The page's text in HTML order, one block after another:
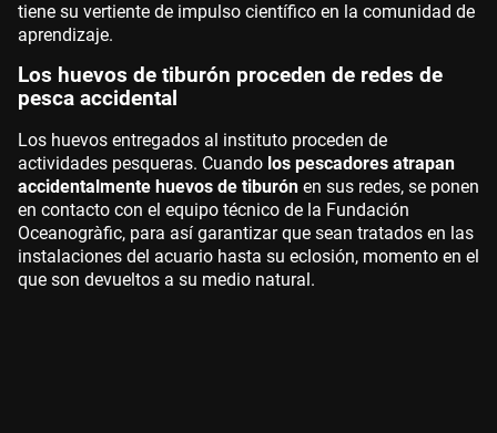
tiene su vertiente de impulso científico en la comunidad de
aprendizaje.
Los huevos de tiburón proceden de redes de
pesca accidental
Los huevos entregados al instituto proceden de
actividades pesqueras. Cuando los pescadores atrapan
accidentalmente huevos de tiburón en sus redes, se ponen
en contacto con el equipo técnico de la Fundación
Oceanogràfic, para así garantizar que sean tratados en las
instalaciones del acuario hasta su eclosión, momento en el
que son devueltos a su medio natural.